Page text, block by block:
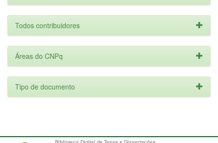
Todos contribuidores
Áreas do CNPq
Tipo de documento